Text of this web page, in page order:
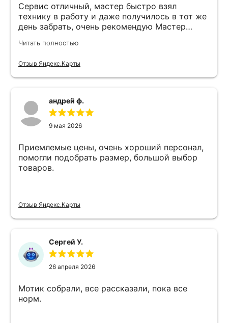
Сервис отличный, мастер быстро взял
технику в работу и даже получилось в тот же
день забрать, очень рекомендую Мастер
Читать полностью
Отзыв Яндекс.Карты
андрей ф.
9 мая 2026
Приемлемые цены, очень хороший персонал,
помогли подобрать размер, большой выбор
товаров.
Отзыв Яндекс.Карты
Сергей У.
26 апреля 2026
Мотик собрали, все рассказали, пока все
норм.